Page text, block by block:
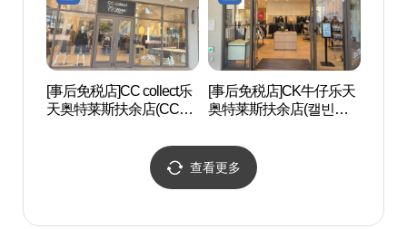
[事后免税店]CC collect乐
天奥特莱斯扶余店(CC콜
[事后免税店]CK牛仔乐天
奥特莱斯扶余店(캘빈클
점)
查看更多